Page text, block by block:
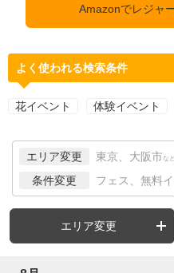
Amazonでレジャ
よく使われる検索条件
花イベント 体験イベント
エリア変更 東京、大阪市 な
条件変更 フェス、無料
エリア変更